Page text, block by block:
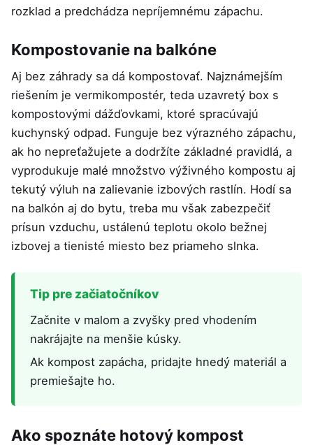
rozklad a predchádza nepríjemnému zápachu.
Kompostovanie na balkóne
Aj bez záhrady sa dá kompostovať. Najznámejším
riešením je vermikompostér, teda uzavretý box s
kompostovými dážďovkami, ktoré spracúvajú
kuchynský odpad. Funguje bez výrazného zápachu,
ak ho nepreťažujete a dodržíte základné pravidlá, a
vyprodukuje malé množstvo výživného kompostu aj
tekutý výluh na zalievanie izbových rastlín. Hodí sa
na balkón aj do bytu, treba mu však zabezpečiť
prísun vzduchu, ustálenú teplotu okolo bežnej
izbovej a tienisté miesto bez priameho slnka.
Tip pre začiatočníkov
Začnite v malom a zvyšky pred vhodením
nakrájajte na menšie kúsky.
Ak kompost zapácha, pridajte hnedý materiál a
premiešajte ho.
Ako spoznáte hotový kompost